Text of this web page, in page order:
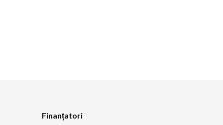
Finanțatori